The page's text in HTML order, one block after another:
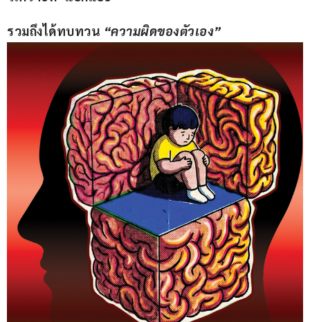
รวมถึงได้ทบทวน “ความผิดของตัวเอง”